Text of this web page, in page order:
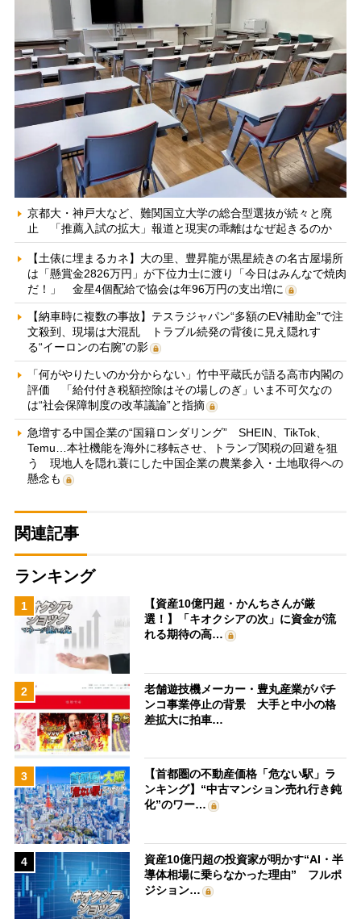
京都大・神戸大など、難関国立大学の総合型選抜が続々と廃
止 「推薦入試の拡大」報道と現実の乖離はなぜ起きるのか
【土俵に埋まるカネ】大の里、豊昇龍が黒星続きの名古屋場所
は「懸賞金2826万円」が下位力士に渡り「今日はみんなで焼肉
だ！」 金星4個配給で協会は年96万円の支出増に
【納車時に複数の事故】テスラジャパン“多額のEV補助金”で注
文殺到、現場は大混乱 トラブル続発の背後に見え隠れす
る“イーロンの右腕”の影
「何がやりたいのか分からない」竹中平蔵氏が語る高市内閣の
評価 「給付付き税額控除はその場しのぎ」いま不可欠なの
は“社会保障制度の改革議論”と指摘
急増する中国企業の“国籍ロンダリング” SHEIN、TikTok、
Temu…本社機能を海外に移転させ、トランプ関税の回避を狙
う 現地人を隠れ蓑にした中国企業の農業参入・土地取得への
懸念も
関連記事
ランキング
1
【資産10億円超・かんちさんが厳
選！】「キオクシアの次」に資金が流
れる期待の高…
2
老舗遊技機メーカー・豊丸産業がパチ
ンコ事業停止の背景 大手と中小の格
差拡大に拍車…
3
【首都圏の不動産価格「危ない駅」ラ
ンキング】“中古マンション売れ行き鈍
化”のワー…
4
資産10億円超の投資家が明かす“AI・半
導体相場に乗らなかった理由” フルポ
ジション…